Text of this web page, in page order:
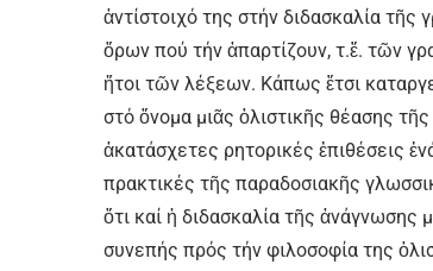
ἀντίστοιχό της στήν διδασκαλία
ὅρων πού τήν ἀπαρτίζουν, τ.ἔ. τῶν
ἤτοι τῶν λέξεων. Κάπως ἔτσι
στό ὄνομα μιᾶς ὁλιστικῆς θέασης
ἀκατάσχετες ρητορικές ἐπιθέσεις
πρακτικές τῆς παραδοσιακῆς
ὅτι καί ἡ διδασκαλία τῆς
συνεπής πρός τήν φιλοσοφία της